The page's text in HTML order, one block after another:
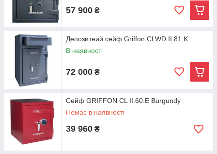
57 900 ₴
Депозитний сейф Griffon CLWD II.81.K
В наявності
72 000 ₴
Сейф GRIFFON CL II.60.E Burgundy
Немає в наявності
39 960 ₴